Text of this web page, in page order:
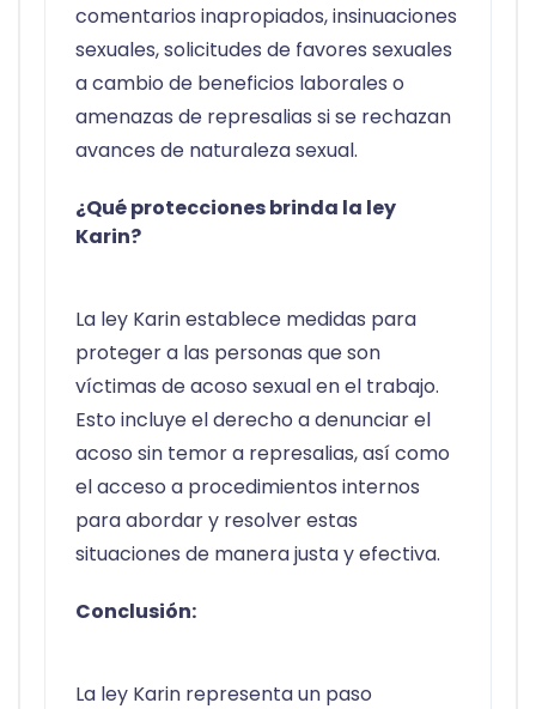
comentarios inapropiados, insinuaciones
sexuales, solicitudes de favores sexuales
a cambio de beneficios laborales o
amenazas de represalias si se rechazan
avances de naturaleza sexual.
¿Qué protecciones brinda la ley
Karin?
La ley Karin establece medidas para
proteger a las personas que son
víctimas de acoso sexual en el trabajo.
Esto incluye el derecho a denunciar el
acoso sin temor a represalias, así como
el acceso a procedimientos internos
para abordar y resolver estas
situaciones de manera justa y efectiva.
Conclusión:
La ley Karin representa un paso